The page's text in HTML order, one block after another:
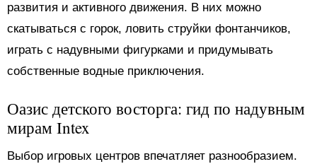
развития и активного движения. В них можно
скатываться с горок, ловить струйки фонтанчиков,
играть с надувными фигурками и придумывать
собственные водные приключения.
Оазис детского восторга: гид по надувным
мирам Intex
Выбор игровых центров впечатляет разнообразием.